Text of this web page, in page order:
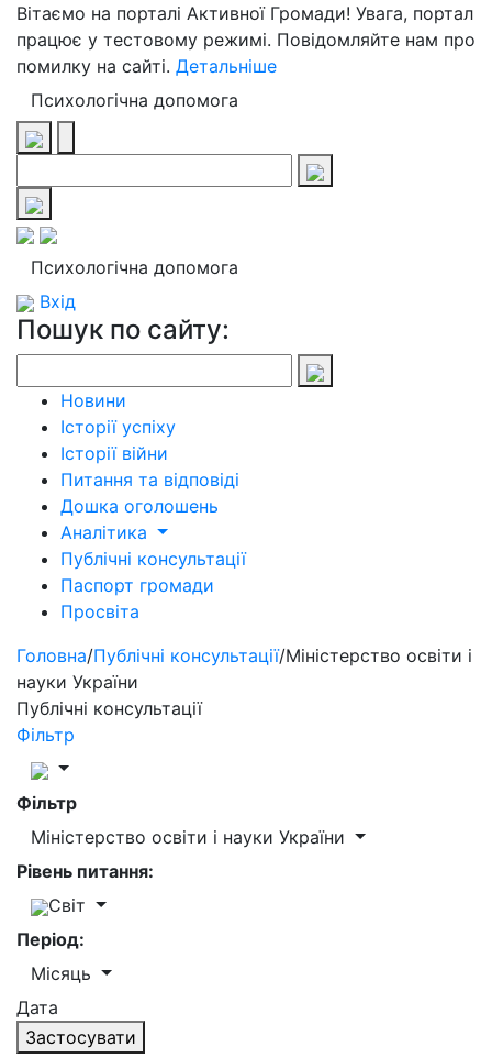
Вітаємо на порталі Активної Громади! Увага, портал
працює у тестовому режимі. Повідомляйте нам про
помилку на сайті. Детальніше
Психологічна допомога
Психологічна допомога
Вхід
Пошук по сайту:
Новини
Історії успіху
Історії війни
Питання та відповіді
Дошка оголошень
Аналітика
Публічні консультації
Паспорт громади
Просвіта
Головна/Публічні консультації/Міністерство освіти і
науки України
Публічні консультації
Фільтр
Фільтр
Міністерство освіти і науки України
Рівень питання:
Світ
Період:
Місяць
Дата
Застосувати